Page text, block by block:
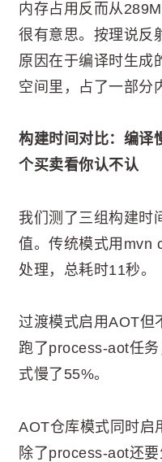
内存占用反而从
很有意思。按理说反
原因在于编译时生成
空间里，占了一部分
构建时间对比：编译
个买卖看你认不认
我们测了三组构建时
值。传统模式用mvn
处理，总耗时11秒。
过渡模式启用AOT但
跑了process-aot任
式慢了55%。
AOT仓库模式同时启
除了process-aot还